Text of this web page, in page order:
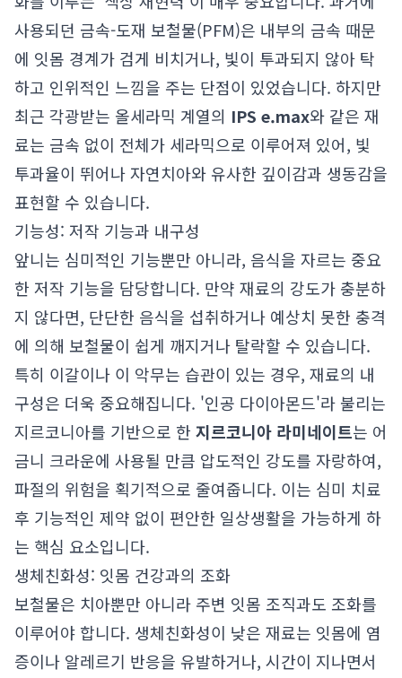
사용되던 금속-도재 보철물(PFM)은 내부의 금속 때문
에 잇몸 경계가 검게 비치거나, 빛이 투과되지 않아 탁
하고 인위적인 느낌을 주는 단점이 있었습니다. 하지만
최근 각광받는 올세라믹 계열의 IPS e.max와 같은 재
료는 금속 없이 전체가 세라믹으로 이루어져 있어, 빛
투과율이 뛰어나 자연치아와 유사한 깊이감과 생동감을
표현할 수 있습니다.
기능성: 저작 기능과 내구성
앞니는 심미적인 기능뿐만 아니라, 음식을 자르는 중요
한 저작 기능을 담당합니다. 만약 재료의 강도가 충분하
지 않다면, 단단한 음식을 섭취하거나 예상치 못한 충격
에 의해 보철물이 쉽게 깨지거나 탈락할 수 있습니다.
특히 이갈이나 이 악무는 습관이 있는 경우, 재료의 내
구성은 더욱 중요해집니다. '인공 다이아몬드'라 불리는
지르코니아를 기반으로 한 지르코니아 라미네이트는 어
금니 크라운에 사용될 만큼 압도적인 강도를 자랑하여,
파절의 위험을 획기적으로 줄여줍니다. 이는 심미 치료
후 기능적인 제약 없이 편안한 일상생활을 가능하게 하
는 핵심 요소입니다.
생체친화성: 잇몸 건강과의 조화
보철물은 치아뿐만 아니라 주변 잇몸 조직과도 조화를
이루어야 합니다. 생체친화성이 낮은 재료는 잇몸에 염
증이나 알레르기 반응을 유발하거나, 시간이 지나면서